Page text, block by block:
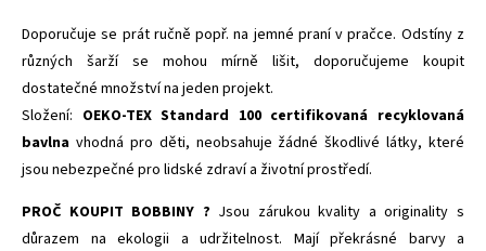
Doporučuje se prát ručně popř. na jemné praní v pračce. Odstíny z
různých šarží se mohou mírně lišit, doporučujeme koupit
dostatečné množství na jeden projekt.
Složení: OEKO-TEX Standard 100 certifikovaná recyklovaná
bavlna vhodná pro děti, neobsahuje žádné škodlivé látky, které
jsou nebezpečné pro lidské zdraví a životní prostředí.
PROČ KOUPIT BOBBINY ? Jsou zárukou kvality a originality s
důrazem na ekologii a udržitelnost. Mají překrásné barvy a